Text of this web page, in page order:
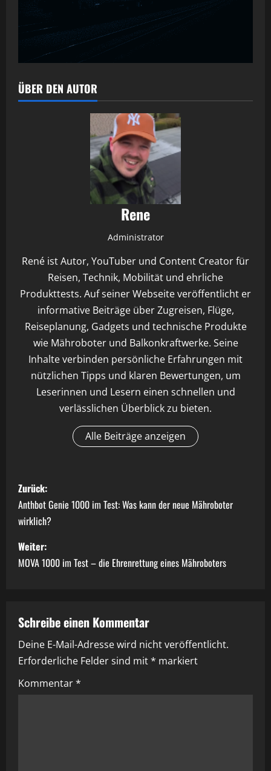
ÜBER DEN AUTOR
Rene
Administrator
René ist Autor, YouTuber und Content Creator für
Reisen, Technik, Mobilität und ehrliche
Produkttests. Auf seiner Webseite veröffentlicht er
informative Beiträge über Zugreisen, Flüge,
Reiseplanung, Gadgets und technische Produkte
wie Mähroboter und Balkonkraftwerke. Seine
Inhalte verbinden persönliche Erfahrungen mit
nützlichen Tipps und klaren Bewertungen, um
Leserinnen und Lesern einen schnellen und
verlässlichen Überblick zu bieten.
Alle Beiträge anzeigen
B
e
i
t
a
g
s
n
Zurück:
Anthbot Genie 1000 im Test: Was kann der neue Mähroboter
wirklich?
Weiter:
MOVA 1000 im Test – die Ehrenrettung eines Mähroboters
Schreibe einen Kommentar
Deine E-Mail-Adresse wird nicht veröffentlicht.
Erforderliche Felder sind mit* markiert
Kommentar*